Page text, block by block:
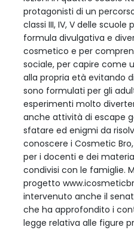
protagonisti di un
classi III, IV, V delle
formula divulgativa e
cosmetico e per
sociale, per capire come
alla propria età evitando
sono formulati per gli
esperimenti molto
anche attività di escape
sfatare ed enigmi da
conoscere i Cosmetic
per i docenti e dei
condivisi con le famiglie.
progetto
intervenuto anche il
che ha approfondito i
legge relativa alle figure